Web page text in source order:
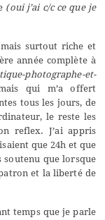
(oui j’ai c/c ce que je
surtout riche et
année complète à
photographe-et-
qui m’a offert
tous les jours, de
le reste les
reflex. J’ai appris
que 24h et que
que lorsque
et la liberté de
temps que je parle